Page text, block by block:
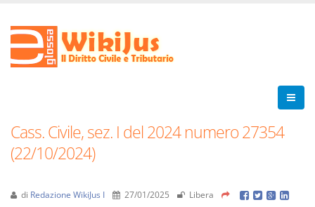
Cass. Civile, sez. I del 2024 numero 27354
(22/10/2024)
di Redazione WikiJus I 27/01/2025 Libera